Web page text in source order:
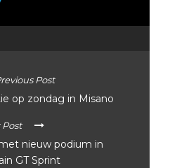
Post
op zondag in Misano
nieuw podium in
GT Sprint